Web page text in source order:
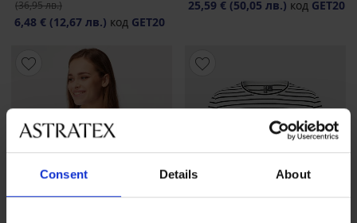
Consent Details About
(36,95 лв.)
6,48 € (12,67 лв.) код GET20
25,59 € (50,05 лв.) код GET20